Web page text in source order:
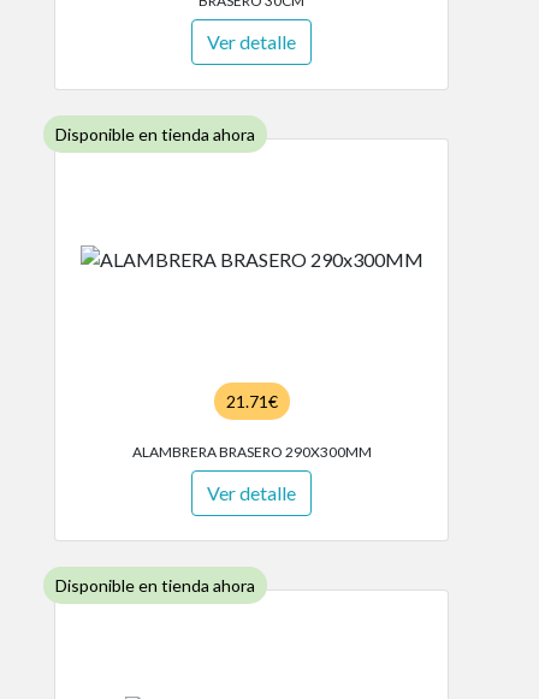
Ver detalle
Disponible en tienda ahora
21.71€
ALAMBRERA BRASERO 290X300MM
Ver detalle
Disponible en tienda ahora